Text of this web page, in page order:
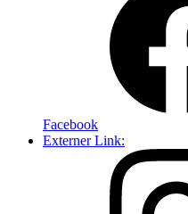
Facebook
Externer Link: